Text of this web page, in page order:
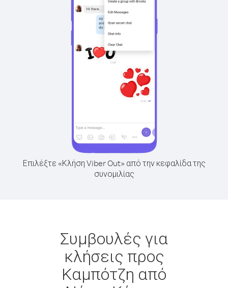
Επιλέξτε «Κλήση Viber Out» από την κεφαλίδα της
συνομιλίας
Συμβουλές για
κλήσεις προς
Καμπότζη από